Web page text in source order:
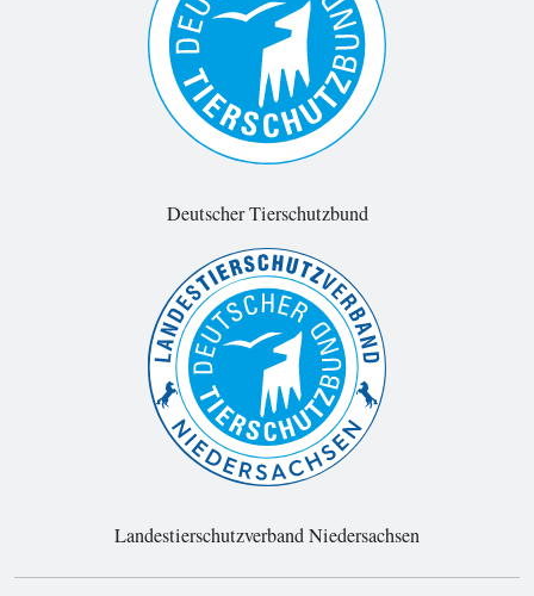
Deutscher Tierschutzbund
Landestierschutzverband Niedersachsen